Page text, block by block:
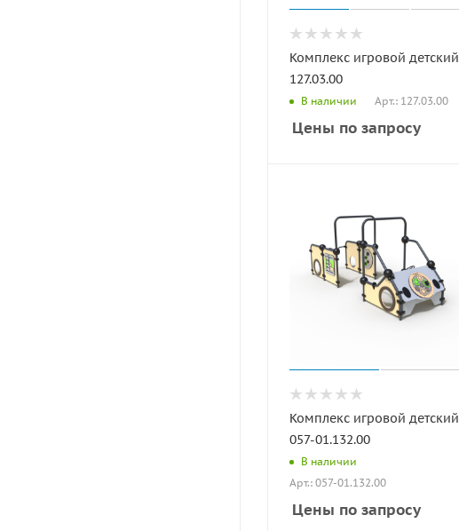
Комплекс игровой детский
127.03.00
В наличии Арт.: 127.03.00
Цены по запросу
Комплекс игровой детский
057-01.132.00
В наличии
Арт.: 057-01.132.00
Цены по запросу